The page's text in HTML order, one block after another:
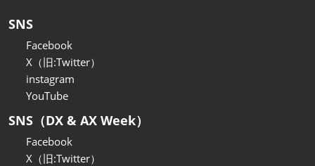
SNS
Facebook
X（旧:Twitter）
instagram
YouTube
SNS（DX & AX Week）
Facebook
X（旧:Twitter）